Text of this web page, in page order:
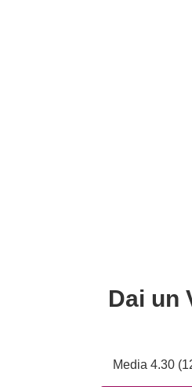
Dai un
Media 4.30